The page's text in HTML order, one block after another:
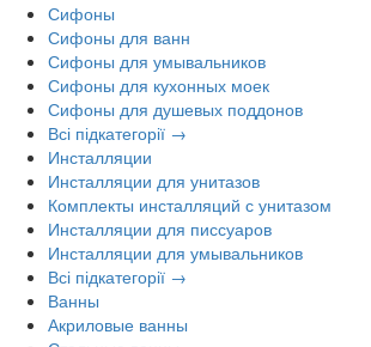
Сифоны
Сифоны для ванн
Сифоны для умывальников
Сифоны для кухонных моек
Сифоны для душевых поддонов
Всі підкатегорії →
Инсталляции
Инсталляции для унитазов
Комплекты инсталляций с унитазом
Инсталляции для писсуаров
Инсталляции для умывальников
Всі підкатегорії →
Ванны
Акриловые ванны